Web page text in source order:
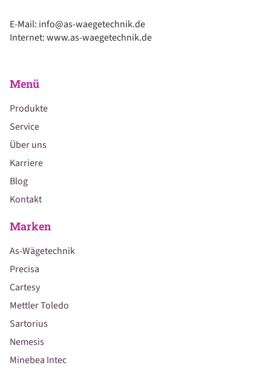
E-Mail: info@as-waegetechnik.de
Internet: www.as-waegetechnik.de
Menü
Produkte
Service
Über uns
Karriere
Blog
Kontakt
Marken
As-Wägetechnik
Precisa
Cartesy
Mettler Toledo
Sartorius
Nemesis
Minebea Intec